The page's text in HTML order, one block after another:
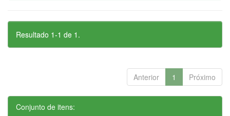
Resultado 1-1 de 1.
Anterior 1 Próximo
Conjunto de itens: